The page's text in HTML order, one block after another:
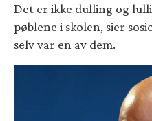
Det er ikke dulling og
pøblene i skolen, sier
selv var en av dem.